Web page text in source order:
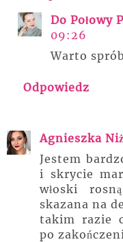
Do Połowy
09:26
Warto
Odpowiedz
Agnieszka
Jestem
i skrycie
włoski
skazana na
takim razie
po